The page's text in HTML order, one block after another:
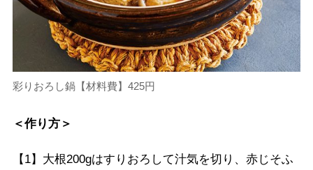
彩りおろし鍋【材料費】425円
＜作り方＞
【1】大根200gはすりおろして汁気を切り、赤じそふ